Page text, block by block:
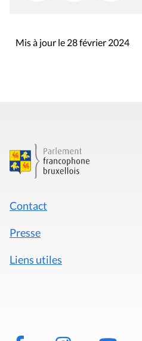
Mis à jour le 28 février 2024
Contact
Presse
Liens utiles